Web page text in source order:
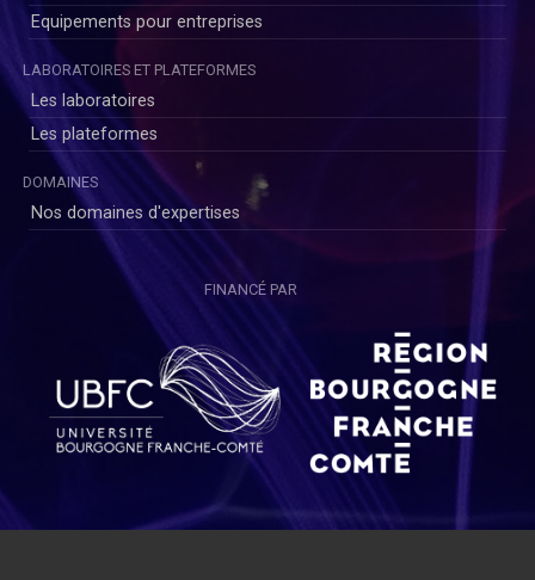
Equipements pour entreprises
LABORATOIRES ET PLATEFORMES
Les laboratoires
Les plateformes
DOMAINES
Nos domaines d'expertises
FINANCÉ PAR